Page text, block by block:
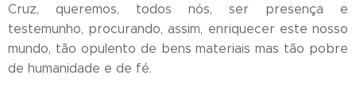
Cruz, queremos, todos nós, ser presença e
testemunho, procurando, assim, enriquecer este nosso
mundo, tão opulento de bens materiais mas tão pobre
de humanidade e de fé.